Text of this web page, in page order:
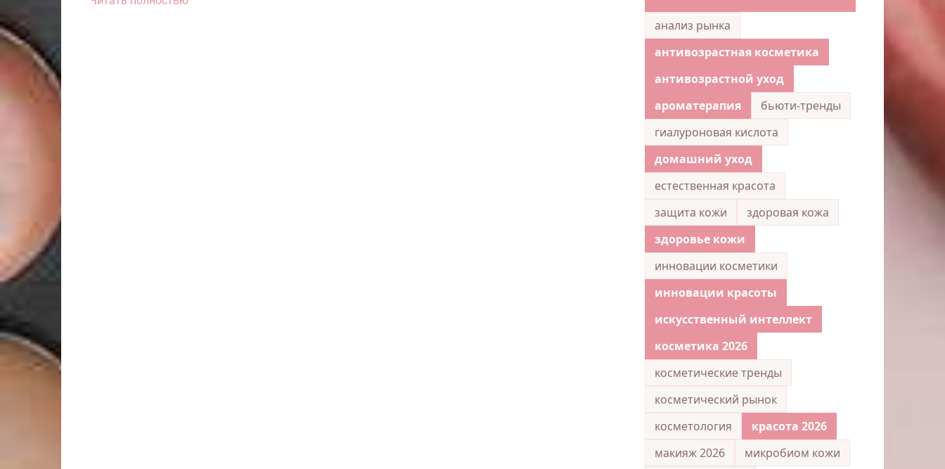
анализ рынка
антивозрастная косметика
антивозрастной уход
ароматерапия
бьюти-тренды
гиалуроновая кислота
домашний уход
естественная красота
защита кожи
здоровая кожа
здоровье кожи
инновации косметики
инновации красоты
искусственный интеллект
косметика 2026
косметические тренды
косметический рынок
косметология
красота 2026
макияж 2026
микробиом кожи